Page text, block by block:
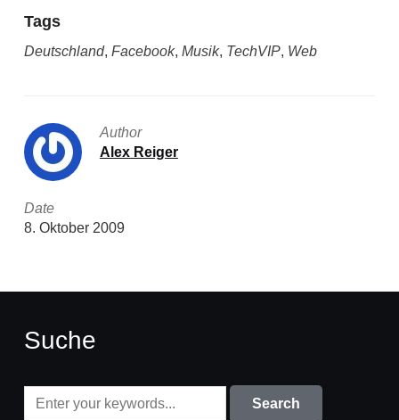
Tags
Deutschland, Facebook, Musik, TechVIP, Web
Author
Alex Reiger
Date
8. Oktober 2009
Suche